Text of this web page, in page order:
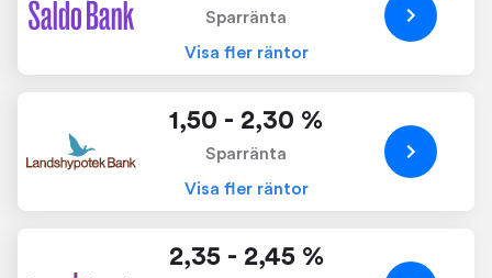
Sparränta
Visa fler räntor
1,50 - 2,30 %
Sparränta
Visa fler räntor
2,35 - 2,45 %